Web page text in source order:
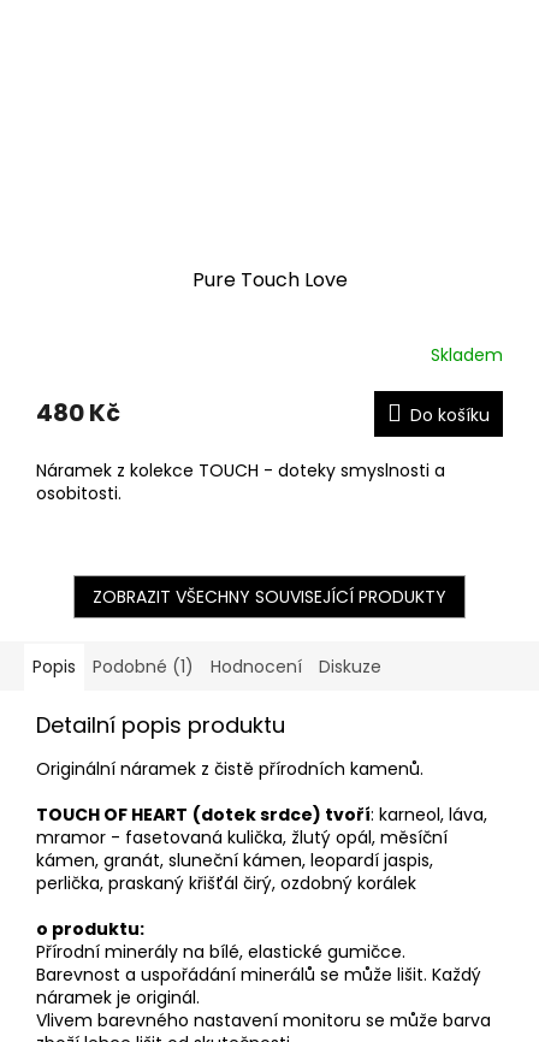
Pure Touch Love
Skladem
480 Kč Do košíku
Náramek z kolekce TOUCH - doteky smyslnosti a
osobitosti.
ZOBRAZIT VŠECHNY SOUVISEJÍCÍ PRODUKTY
Popis Podobné (1) Hodnocení Diskuze
Detailní popis produktu
Originální náramek z čistě přírodních kamenů.
TOUCH OF HEART (dotek srdce) tvoří: karneol, láva,
mramor - fasetovaná kulička, žlutý opál, měsíční
kámen, granát, sluneční kámen, leopardí jaspis,
perlička, praskaný křišťál čirý, ozdobný korálek
o produktu:
Přírodní minerály na bílé, elastické gumičce.
Barevnost a uspořádání minerálů se může lišit. Každý
náramek je originál.
Vlivem barevného nastavení monitoru se může barva